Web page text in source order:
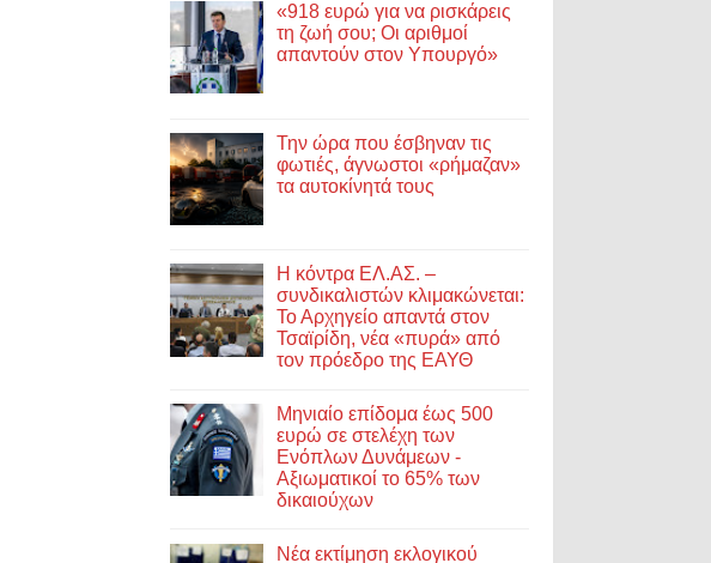
«918 ευρώ για να ρισκάρεις
τη ζωή σου; Οι αριθμοί
απαντούν στον Υπουργό»
Την ώρα που έσβηναν τις
φωτιές, άγνωστοι «ρήμαζαν»
τα αυτοκίνητά τους
Η κόντρα ΕΛ.ΑΣ. –
συνδικαλιστών κλιμακώνεται:
Το Αρχηγείο απαντά στον
Τσαϊρίδη, νέα «πυρά» από
τον πρόεδρο της ΕΑΥΘ
Μηνιαίο επίδομα έως 500
ευρώ σε στελέχη των
Ενόπλων Δυνάμεων -
Αξιωματικοί το 65% των
δικαιούχων
Νέα εκτίμηση εκλογικού